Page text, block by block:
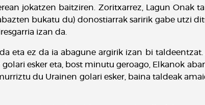
jokatzen baitziren. Zoritxarrez, Lagun Onak
bukatu du) donostiarrak saririk gabe utzi
izan da.
eta ez da ia abagune argirik izan bi
esker eta, bost minutu geroago, Elkanok
du Urainen golari esker, baina taldeak